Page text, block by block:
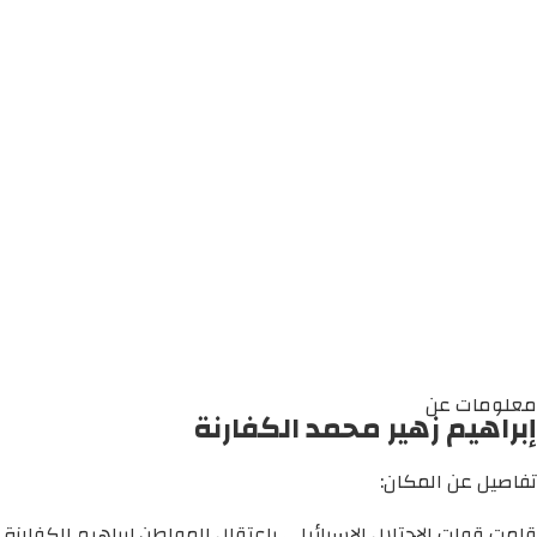
معلومات عن
إبراهيم زهير محمد الكفارنة
تفاصيل عن المكان: